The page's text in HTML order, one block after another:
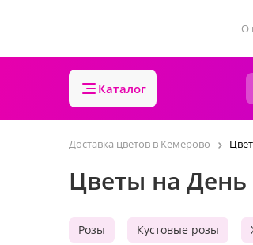
О
Каталог
Доставка цветов в Кемерово
Цветы на
Розы Кустовые розы